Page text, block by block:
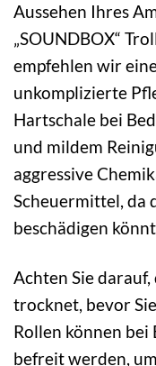
Aussehen Ihres
„SOUNDBOX“
empfehlen wir
unkomplizierte
Hartschale bei
und mildem
aggressive
Scheuermittel, da
beschädigen
Achten Sie
trocknet, bevor
Rollen können bei
befreit werden,